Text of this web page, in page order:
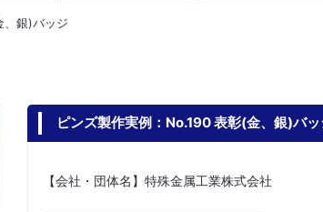
、銀)バッジ
ピンズ製作実例：No.190 表彰(金、銀)バ
【会社・団体名】特殊金属工業株式会社